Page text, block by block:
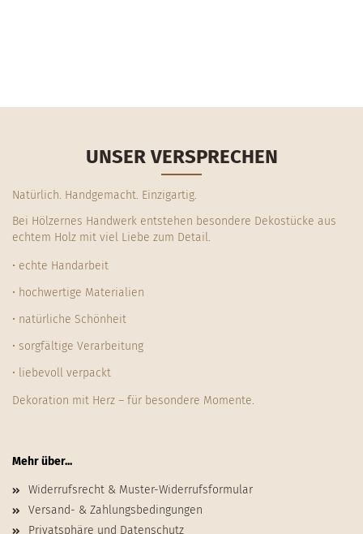
UNSER VERSPRECHEN
Natürlich. Handgemacht. Einzigartig.
Bei Hölzernes Handwerk entstehen besondere Dekostücke aus
echtem Holz mit viel Liebe zum Detail.
• echte Handarbeit
• hochwertige Materialien
• natürliche Schönheit
• sorgfältige Verarbeitung
• liebevoll verpackt
Dekoration mit Herz – für besondere Momente.
Mehr über...
Widerrufsrecht & Muster-Widerrufsformular
Versand- & Zahlungsbedingungen
Privatsphäre und Datenschutz